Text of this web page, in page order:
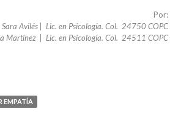
Por:
Sara Avilés | Lic. en Psicología. Col. 24750 COPC
Martínez | Lic. en Psicología. Col. 24511 COPC
EMPATÍA